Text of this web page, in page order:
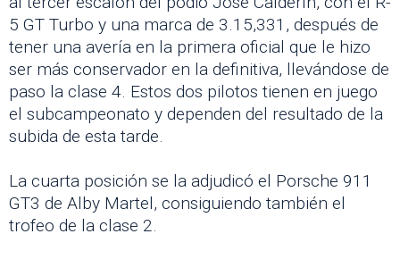
5 GT Turbo y una marca de 3.15,331, después de
tener una avería en la primera oficial que le hizo
ser más conservador en la definitiva, llevándose de
paso la clase 4. Estos dos pilotos tienen en juego
el subcampeonato y dependen del resultado de la
subida de esta tarde.
La cuarta posición se la adjudicó el Porsche 911
GT3 de Alby Martel, consiguiendo también el
trofeo de la clase 2.